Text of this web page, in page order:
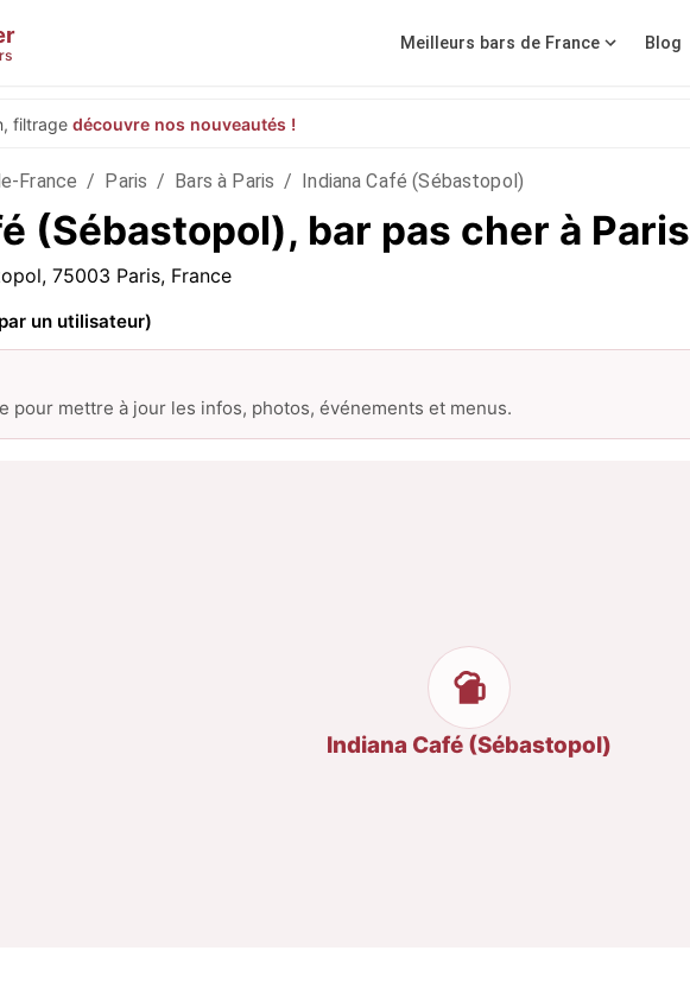
Meilleurs bars de France Blog
filtrage découvre nos nouveautés !
France / Paris / Bars à Paris / Indiana Café (Sébastopol)
(Sébastopol), bar pas cher à Paris
75003 Paris, France
un utilisateur)
pour mettre à jour les infos, photos, événements et menus.
Indiana Café (Sébastopol)